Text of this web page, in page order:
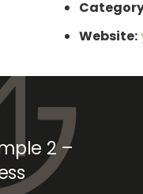
Website:
2 –